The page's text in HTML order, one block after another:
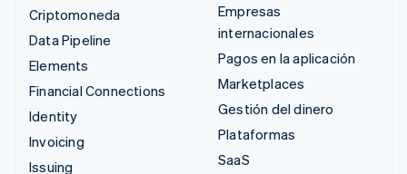
Criptomoneda
Data Pipeline
Elements
Financial Connections
Identity
Invoicing
Issuing
Empresas
internacionales
Pagos en la aplicación
Marketplaces
Gestión del dinero
Plataformas
SaaS